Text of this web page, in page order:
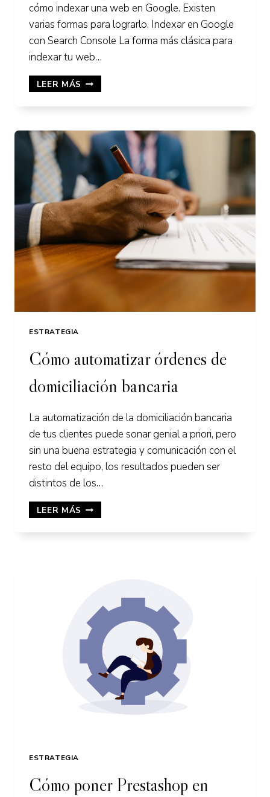
cómo indexar una web en Google. Existen
varias formas para lograrlo. Indexar en Google
con Search Console La forma más clásica para
indexar tu web…
LEER MÁS CÓMO
INDEXAR
GOOGLE
ESTRATEGIA
Cómo automatizar órdenes de
domiciliación bancaria
La automatización de la domiciliación bancaria
de tus clientes puede sonar genial a priori, pero
sin una buena estrategia y comunicación con el
resto del equipo, los resultados pueden ser
distintos de los…
LEER MÁS CÓMO
AUTOMATIZAR
ESTRATEGIA
Cómo poner Prestashop en